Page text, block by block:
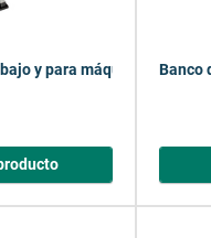
y para máquinas Banco